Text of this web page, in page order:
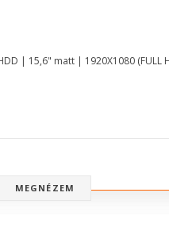
| 15,6" matt | 1920X1080 (FULL
MEGNÉZEM